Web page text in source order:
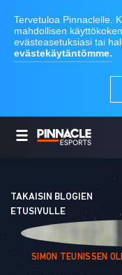
TAKAISIN BLOGIEN
ETUSIVULLE
SIMON TEUNISSEN